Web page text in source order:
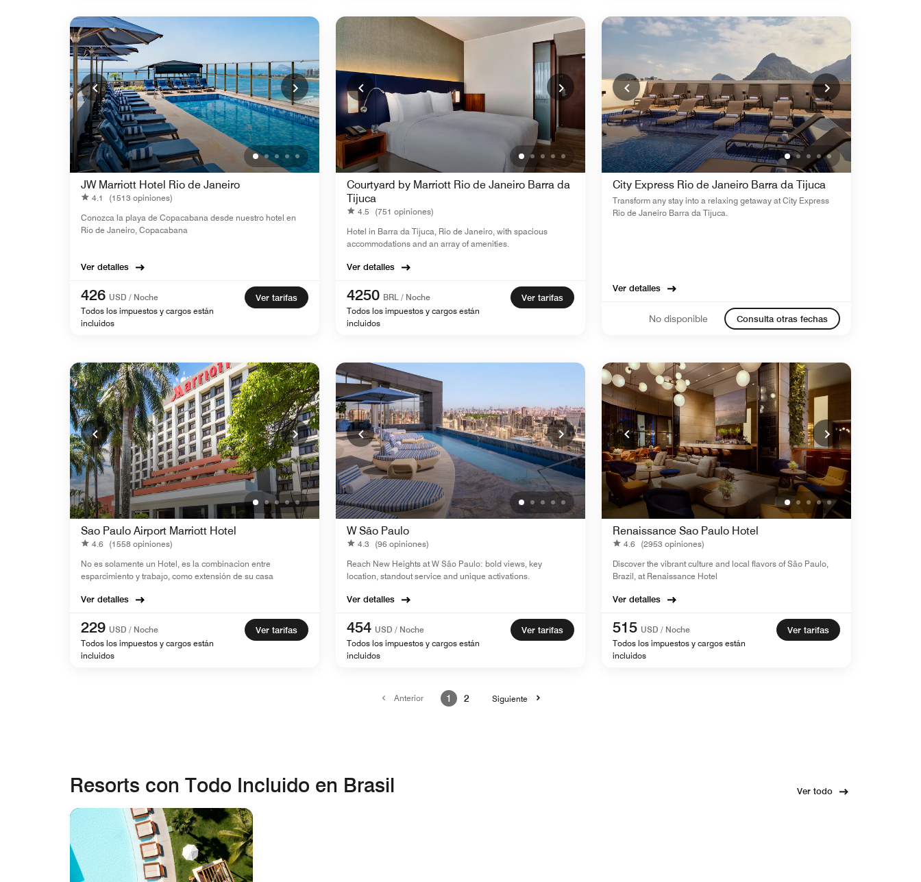
JW Marriott Hotel Rio de Janeiro
4.1
(1513 opiniones)
Conozca la playa de Copacabana desde nuestro hotel en
Río de Janeiro, Copacabana
Ver detalles
426 USD / Noche
Todos los impuestos y cargos están
incluidos
Ver tarifas
Courtyard by Marriott Rio de Janeiro Barra da
Tijuca
4.5
(751 opiniones)
Hotel in Barra da Tijuca, Rio de Janeiro, with spacious
accommodations and an array of amenities.
Ver detalles
4250 BRL / Noche
Todos los impuestos y cargos están
incluidos
Ver tarifas
City Express Rio de Janeiro Barra da Tijuca
Transform any stay into a relaxing getaway at City Express
Rio de Janeiro Barra da Tijuca.
Ver detalles
No disponible Consulta otras fechas
Sao Paulo Airport Marriott Hotel
4.6 (1558 opiniones)
No es solamente un Hotel, es la combinacion entre
esparcimiento y trabajo, como extensión de su casa
Ver detalles
229 USD / Noche
Todos los impuestos y cargos están
incluidos
Ver tarifas
W São Paulo
4.3
(96 opiniones)
Reach New Heights at W São Paulo: bold views, key
location, standout service and unique activations.
Ver detalles
454 USD / Noche
Todos los impuestos y cargos están
incluidos
Ver tarifas
Renaissance Sao Paulo Hotel
4.6 (2953 opiniones)
Discover the vibrant culture and local flavors of São Paulo,
Brazil, at Renaissance Hotel
Ver detalles
515 USD / Noche
Todos los impuestos y cargos están
incluidos
Ver tarifas
Anterior 1 2 Siguiente
Resorts con Todo Incluido en Brasil Ver todo